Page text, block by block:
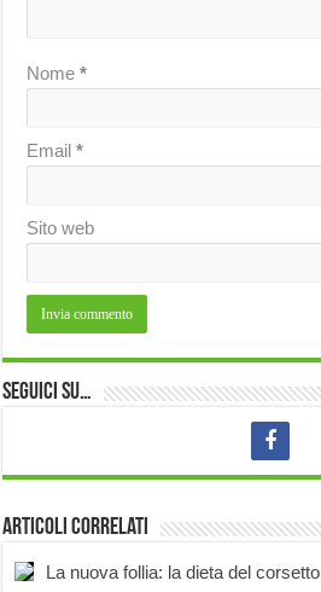
Nome*
Email*
Sito web
Seguici su…
Articoli correlati
La nuova follia: la dieta del corsetto